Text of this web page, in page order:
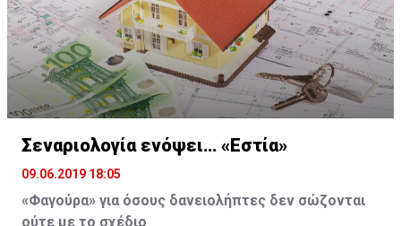
Σεναριολογία ενόψει… «Εστία»
09.06.2019 18:05
«Φαγούρα» για όσους δανειολήπτες δεν σώζονται
ούτε με το σχέδιο